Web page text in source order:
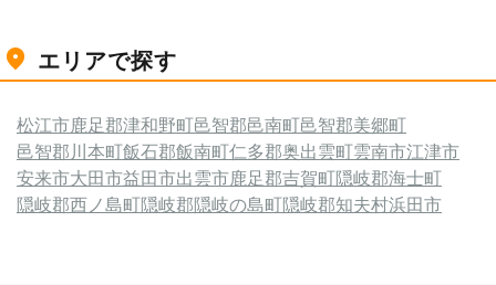
エリアで探す
松江市鹿足郡津和野町邑智郡邑南町邑智郡美郷町
邑智郡川本町飯石郡飯南町仁多郡奥出雲町雲南市江津市
安来市大田市益田市出雲市鹿足郡吉賀町隠岐郡海士町
隠岐郡西ノ島町隠岐郡隠岐の島町隠岐郡知夫村浜田市